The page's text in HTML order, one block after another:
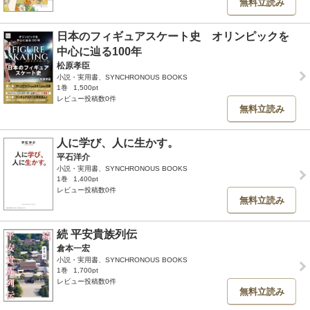
無料立読み
日本のフィギュアスケート史 オリンピックを
中心に辿る100年
松原孝臣
小説・実用書、SYNCHRONOUS BOOKS
1巻
1,500pt
レビュー投稿数0件
無料立読み
人に学び、人に生かす。
平石洋介
小説・実用書、SYNCHRONOUS BOOKS
1巻
1,400pt
レビュー投稿数0件
無料立読み
続 平安貴族列伝
倉本一宏
小説・実用書、SYNCHRONOUS BOOKS
1巻
1,700pt
レビュー投稿数0件
無料立読み